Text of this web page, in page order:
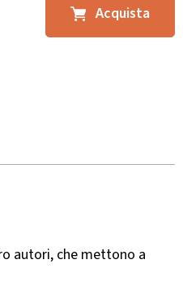
Acquista
autori, che mettono a